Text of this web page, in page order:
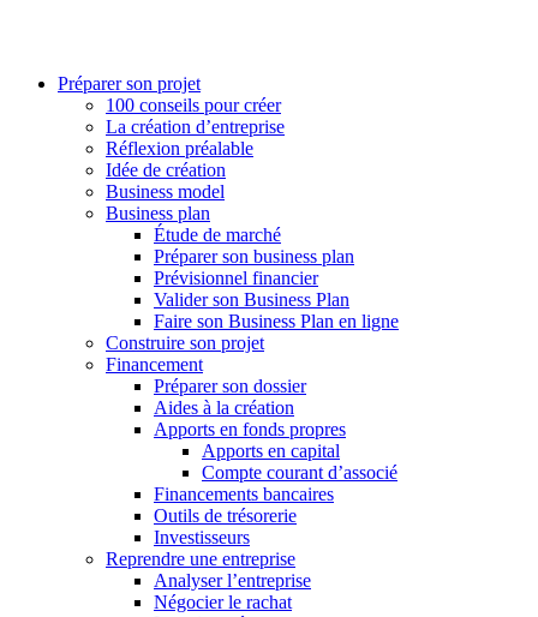
Préparer son projet
100 conseils pour créer
La création d’entreprise
Réflexion préalable
Idée de création
Business model
Business plan
Étude de marché
Préparer son business plan
Prévisionnel financier
Valider son Business Plan
Faire son Business Plan en ligne
Construire son projet
Financement
Préparer son dossier
Aides à la création
Apports en fonds propres
Apports en capital
Compte courant d’associé
Financements bancaires
Outils de trésorerie
Investisseurs
Reprendre une entreprise
Analyser l’entreprise
Négocier le rachat